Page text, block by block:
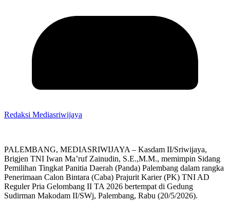
Redaksi Mediasriwijaya
PALEMBANG, MEDIASRIWIJAYA – Kasdam II/Sriwijaya,
Brigjen TNI Iwan Ma’ruf Zainudin, S.E.,M.M., memimpin Sidang
Pemilihan Tingkat Panitia Daerah (Panda) Palembang dalam rangka
Penerimaan Calon Bintara (Caba) Prajurit Karier (PK) TNI AD
Reguler Pria Gelombang II TA 2026 bertempat di Gedung
Sudirman Makodam II/SWj, Palembang, Rabu (20/5/2026).